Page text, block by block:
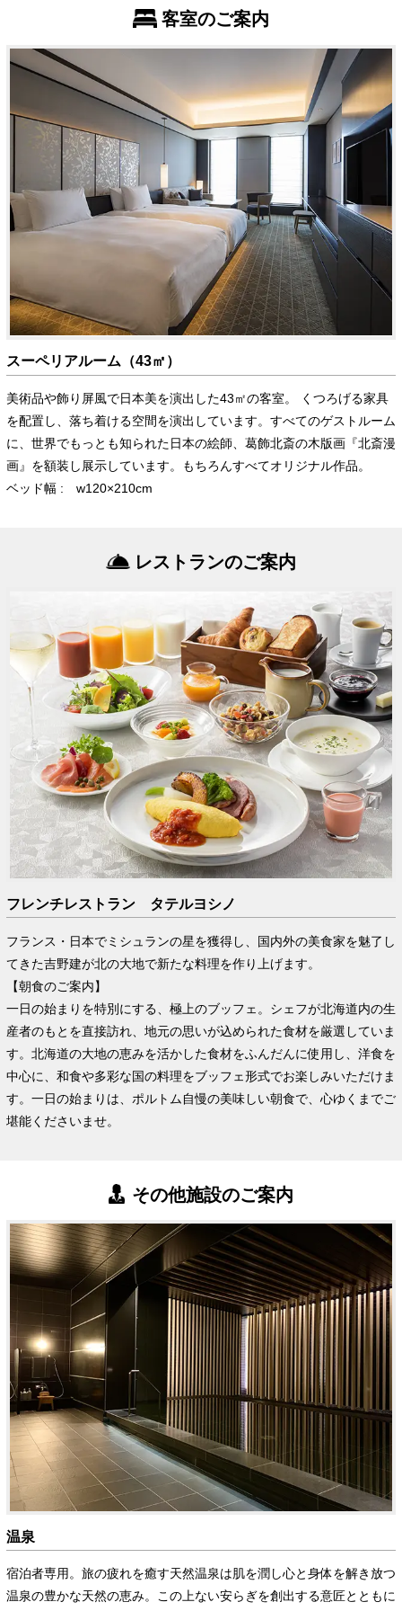
客室のご案内
スーペリアルーム（43㎡）
美術品や飾り屏風で日本美を演出した43㎡の客室。 くつろげる家具
を配置し、落ち着ける空間を演出しています。すべてのゲストルーム
に、世界でもっとも知られた日本の絵師、葛飾北斎の木版画『北斎漫
画』を額装し展示しています。もちろんすべてオリジナル作品。
ベッド幅 : w120×210cm
レストランのご案内
フレンチレストラン タテルヨシノ
フランス・日本でミシュランの星を獲得し、国内外の美食家を魅了し
てきた吉野建が北の大地で新たな料理を作り上げます。
【朝食のご案内】
一日の始まりを特別にする、極上のブッフェ。シェフが北海道内の生
産者のもとを直接訪れ、地元の思いが込められた食材を厳選していま
す。北海道の大地の恵みを活かした食材をふんだんに使用し、洋食を
中心に、和食や多彩な国の料理をブッフェ形式でお楽しみいただけま
す。一日の始まりは、ポルトム自慢の美味しい朝食で、心ゆくまでご
堪能くださいませ。
その他施設のご案内
温泉
宿泊者専用。旅の疲れを癒す天然温泉は肌を潤し心と身体を解き放つ
温泉の豊かな天然の恵み。この上ない安らぎを創出する意匠とともに